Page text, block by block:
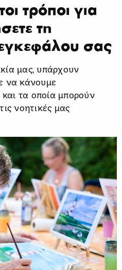
τρόποι για
τη
σας
μας, υπάρχουν
να κάνουμε
τα οποία μπορούν
νοητικές μας